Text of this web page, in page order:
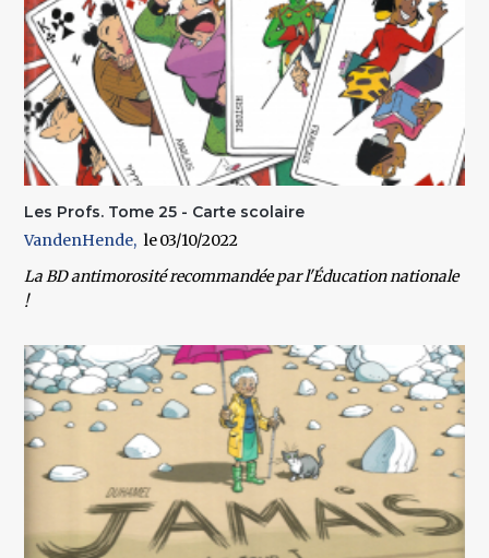
Les Profs. Tome 25 - Carte scolaire
VandenHende
03/10/2022
La BD antimorosité recommandée par l'Éducation nationale
!